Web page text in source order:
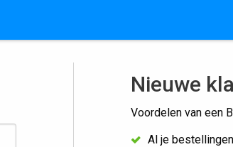
Nieuwe
Voordelen van een
Al je